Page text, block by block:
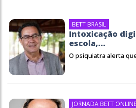
BETT BRASIL
Intoxicação
escola,...
O psiquiatra alerta
JORNADA BETT ONLINE